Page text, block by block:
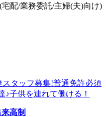
配/業務委託/主婦(夫)向け)
スタッフ募集!普通免許必須
子供を連れて働ける！
高制